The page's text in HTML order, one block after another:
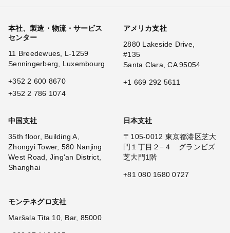
本社、製造・物流・サービス
センター
11 Breedewues, L-1259
Senningerberg, Luxembourg
+352 2 600 8670
+352 2 786 1074
アメリカ支社
2880 Lakeside Drive,
#135
Santa Clara, CA 95054
+1 669 292 5611
中国支社
35th floor, Building A,
Zhongyi Tower, 580 Nanjing
West Road, Jing'an District,
Shanghai
日本支社
〒105-0012 東京都港区芝大
門１丁目２−４ グランビズ
芝大門1階
+81 080 1680 0727
モンテネグロ支社
Maršala Tita 10, Bar, 85000